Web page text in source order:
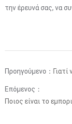
την έρευνά σας, να
Προηγούμενο：
Επόμενος：
Ποιος είναι το